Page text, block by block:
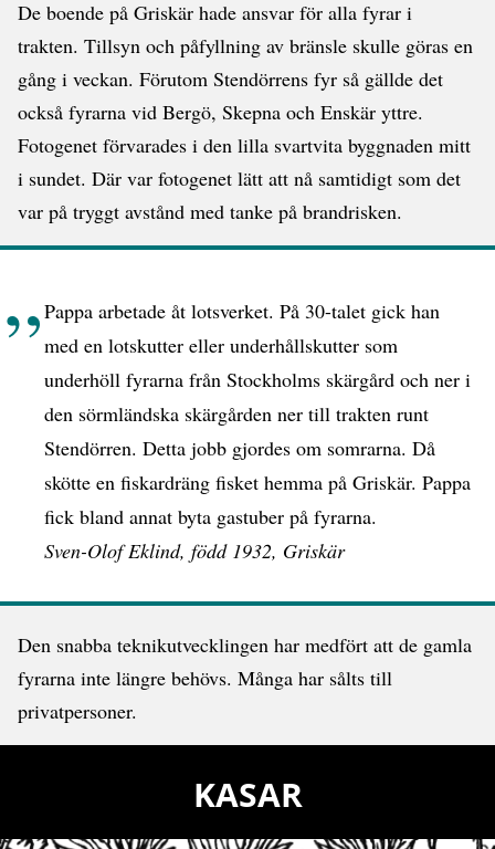
De boende på Griskär hade ansvar för alla fyrar i
trakten. Tillsyn och påfyllning av bränsle skulle göras en
gång i veckan. Förutom Stendörrens fyr så gällde det
också fyrarna vid Bergö, Skepna och Enskär yttre.
Fotogenet förvarades i den lilla svartvita byggnaden mitt
i sundet. Där var fotogenet lätt att nå samtidigt som det
var på tryggt avstånd med tanke på brandrisken.
Pappa arbetade åt lotsverket. På 30-talet gick han
med en lotskutter eller underhållskutter som
underhöll fyrarna från Stockholms skärgård och ner i
den sörmländska skärgården ner till trakten runt
Stendörren. Detta jobb gjordes om somrarna. Då
skötte en fiskardräng fisket hemma på Griskär. Pappa
fick bland annat byta gastuber på fyrarna.
Sven-Olof Eklind, född 1932, Griskär
Den snabba teknikutvecklingen har medfört att de gamla
fyrarna inte längre behövs. Många har sålts till
privatpersoner.
KASAR